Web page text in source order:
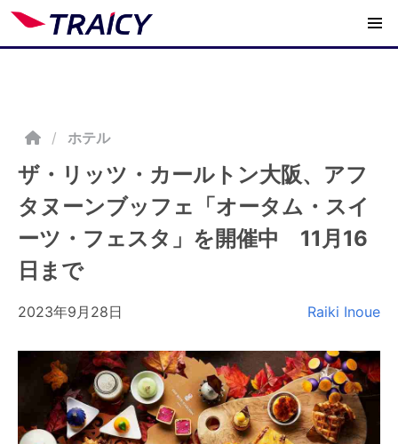
/ ホテル
ザ・リッツ・カールトン大阪、アフ
タヌーンブッフェ「オータム・スイ
ーツ・フェスタ」を開催中 11月16
日まで
2023年9月28日 Raiki Inoue